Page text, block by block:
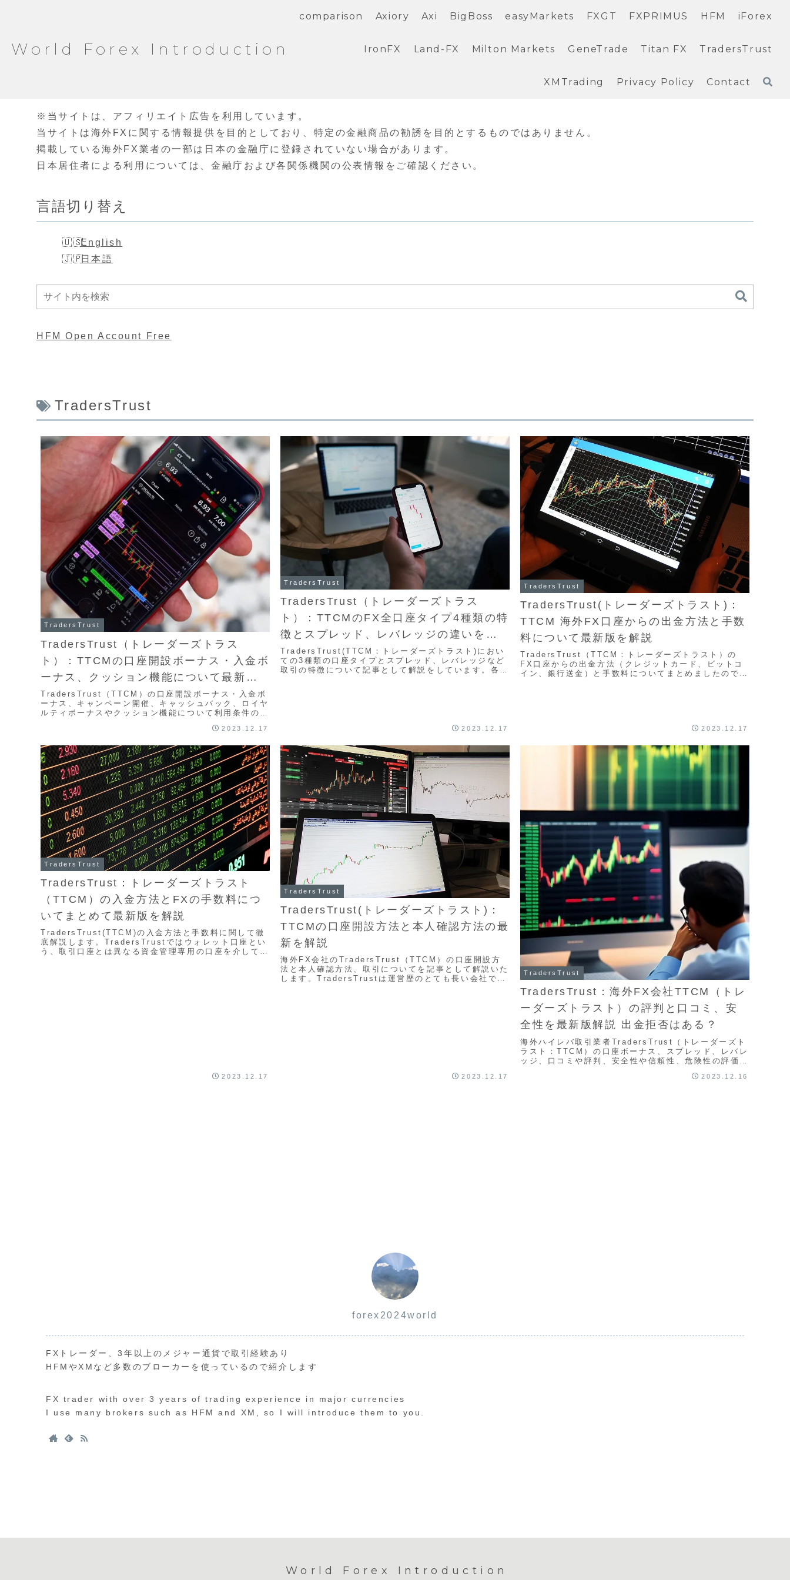
World Forex Introduction
comparison Axiory Axi BigBoss easyMarkets FXGT FXPRIMUS HFM iForex
IronFX Land-FX Milton Markets GeneTrade Titan FX TradersTrust
XMTrading Privacy Policy Contact
※当サイトは、アフィリエイト広告を利用しています。
当サイトは海外FXに関する情報提供を目的としており、特定の金融商品の勧誘を目的とするものではありません。
掲載している海外FX業者の一部は日本の金融庁に登録されていない場合があります。
日本居住者による利用については、金融庁および各関係機関の公表情報をご確認ください。
言語切り替え
English
日本語
HFM Open Account Free
TradersTrust
TradersTrust
TradersTrust（トレーダーズトラス
ト）：TTCMの口座開設ボーナス・入金ボ
ーナス、クッション機能について最新版
を徹底解説
TradersTrust（TTCM）の口座開設ボーナス・入金ボ
ーナス、キャンペーン開催、キャッシュバック、ロイヤ
ルティボーナスやクッション機能について利用条件のま
があり、非常にトレーダーにとっては便利なサービスが
2023.12.17
TradersTrust
TradersTrust（トレーダーズトラス
ト）：TTCMのFX全口座タイプ4種類の特
徴とスプレッド、レバレッジの違いを最
新版解説
TradersTrust(TTCM：トレーダーズトラスト)におい
ての3種類の口座タイプとスプレッド、レバレッジなど
取引の特徴について記事として解説をしています。各口
2023.12.17
TradersTrust
TradersTrust(トレーダーズトラスト)：
TTCM 海外FX口座からの出金方法と手数
料について最新版を解説
TradersTrust（TTCM：トレーダーズトラスト）の
FX口座からの出金方法（クレジットカード、ビットコ
イン、銀行送金）と手数料についてまとめましたので解
2023.12.17
TradersTrust
TradersTrust：トレーダーズトラスト
（TTCM）の入金方法とFXの手数料につ
いてまとめて最新版を解説
TradersTrust(TTCM)の入金方法と手数料に関して徹
底解説します。TradersTrustではウォレット口座とい
う、取引口座とは異なる資金管理専用の口座を介して入
2023.12.17
TradersTrust
TradersTrust(トレーダーズトラスト)：
TTCMの口座開設方法と本人確認方法の最
新を解説
海外FX会社のTradersTrust（TTCM）の口座開設方
法と本人確認方法、取引についてを記事として解説いた
します。TradersTrustは運営歴のとても長い会社で10
2023.12.17
TradersTrust
TradersTrust：海外FX会社TTCM（トレ
ーダーズトラスト）の評判と口コミ、安
全性を最新版解説 出金拒否はある？
海外ハイレバ取引業者TradersTrust（トレーダーズト
ラスト：TTCM）の口座ボーナス、スプレッド、レバレ
ッジ、口コミや評判、安全性や信頼性、危険性の評価を
高い注文方式であるNDD方式を採用しているFX会社で
2023.12.16
forex2024world
FXトレーダー、3年以上のメジャー通貨で取引経験あり
HFMやXMなど多数のブローカーを使っているので紹介します
FX trader with over 3 years of trading experience in major currencies
I use many brokers such as HFM and XM, so I will introduce them to you.
World Forex Introduction